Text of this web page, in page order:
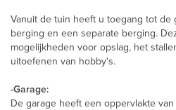
Vanuit de tuin heeft u toegang tot de
berging en een separate berging.
mogelijkheden voor opslag, het
uitoefenen van hobby's.
-Garage:
De garage heeft een oppervlakte